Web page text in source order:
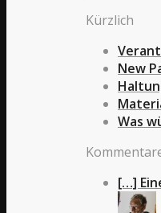
Kürzlich
New
Was
[…]